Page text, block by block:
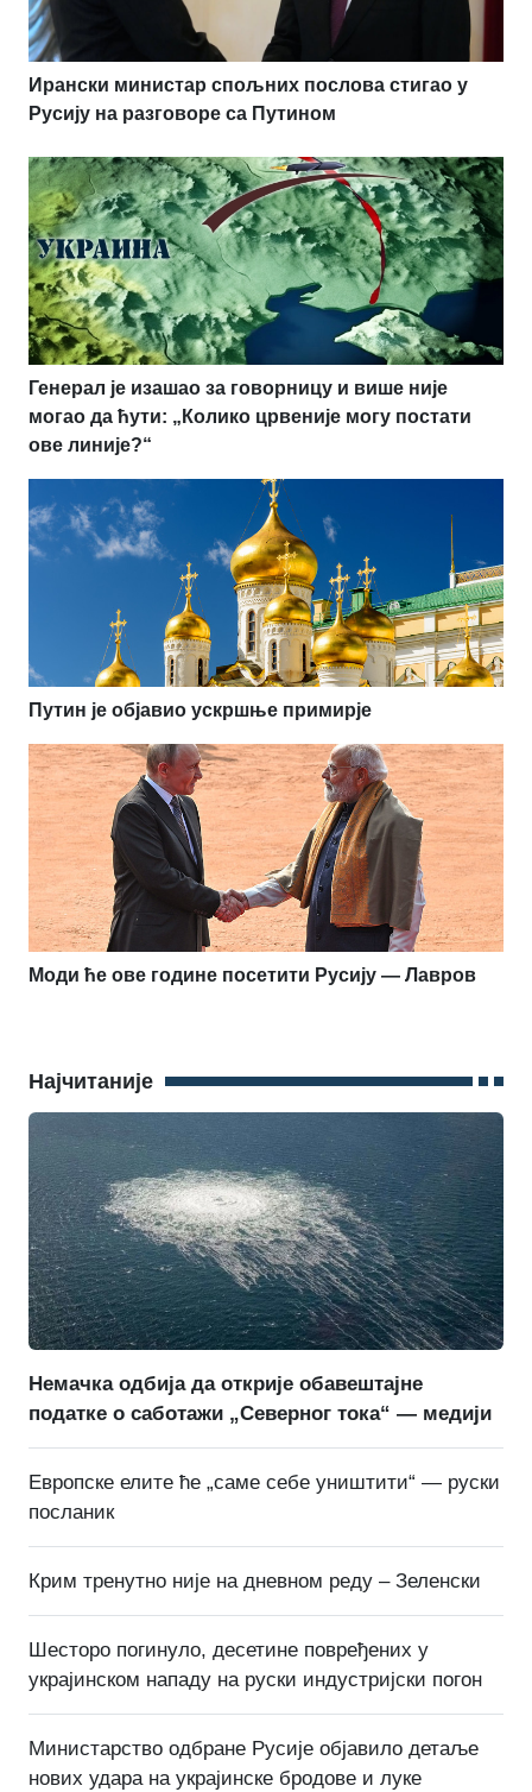
Ирански министар спољних послова стигао у
Русију на разговоре са Путином
Генерал је изашао за говорницу и више није
могао да ћути: „Колико црвеније могу постати
ове линије?“
Путин је објавио ускршње примирје
Моди ће ове године посетити Русију — Лавров
Најчитаније
Немачка одбија да открије обавештајне
податке о саботажи „Северног тока“ — медији
Европске елите ће „саме себе уништити“ — руски
посланик
Крим тренутно није на дневном реду – Зеленски
Шесторо погинуло, десетине повређених у
украјинском нападу на руски индустријски погон
Министарство одбране Русије објавило детаље
нових удара на украјинске бродове и луке